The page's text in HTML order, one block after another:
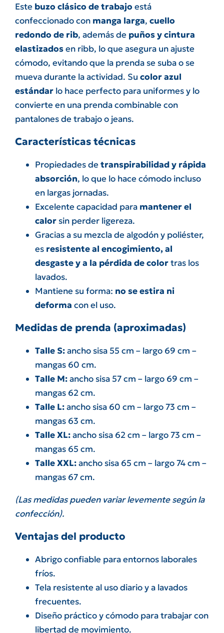
Este buzo clásico de trabajo está
confeccionado con manga larga, cuello
redondo de rib, además de puños y cintura
elastizadosen ribb, lo que asegura un ajuste
cómodo, evitando que la prenda se suba o se
mueva durante la actividad. Su color azul
estándar lo hace perfecto para uniformes y lo
convierte en una prenda combinable con
pantalones de trabajo o jeans.
Características técnicas
Propiedades detranspirabilidad y rápida
absorción, lo que lo hace cómodo incluso
en largas jornadas.
Excelente capacidad para mantener el
calor sin perder ligereza.
Gracias a su mezcla de algodón y poliéster,
es resistente al encogimiento, al
desgaste y a la pérdida de colortras los
lavados.
Mantiene su forma: no se estira ni
deforma con el uso.
Medidas de prenda (aproximadas)
Talle S:ancho sisa 55 cm – largo 69 cm –
mangas 60 cm.
Talle M:ancho sisa 57 cm – largo 69 cm –
mangas 62 cm.
Talle L:ancho sisa 60 cm – largo 73 cm –
mangas 63 cm.
Talle XL:ancho sisa 62 cm – largo 73 cm –
mangas 65 cm.
Talle XXL:ancho sisa 65 cm – largo 74 cm –
mangas 67 cm.
(Las medidas pueden variar levemente según la
confección).
Ventajas del producto
Abrigo confiable para entornos laborales
fríos.
Tela resistente al uso diario y a lavados
frecuentes.
Diseño práctico y cómodo para trabajar con
libertad de movimiento.